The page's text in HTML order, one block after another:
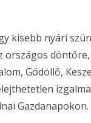
kisebb nyári
Gödöllő,
Gazdanapokon.